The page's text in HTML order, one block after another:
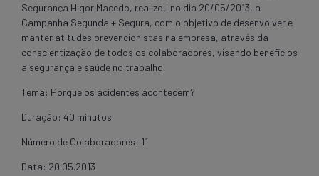
Segurança Higor Macedo, realizou no dia 20/05/2013, a
Campanha Segunda + Segura, com o objetivo de desenvolver e
manter atitudes prevencionistas na empresa, através da
conscientização de todos os colaboradores, visando benefícios
a segurança e saúde no trabalho.
Tema: Porque os acidentes acontecem?
Duração: 40 minutos
Número de Colaboradores: 11
Data: 20.05.2013